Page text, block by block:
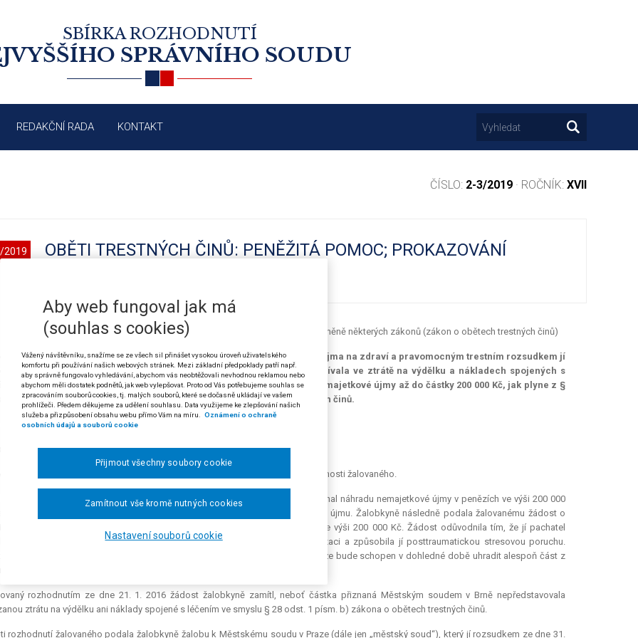
SBÍRKA ROZHODNUTÍ
SPRÁVNÍHO SOUDU
REDAKČNÍ RADA KONTAKT
ČÍSLO: 2-3/2019 · ROČNÍK: XVII
2019
OBĚTI TRESTNÝCH ČINŮ: PENĚŽITÁ POMOC; PROKAZOVÁNÍ
1 písm. b) a odst. 2 zákona č. 45/2013 Sb., o obětech trestných činů a o změně některých zákonů (zákon o obětech trestných činů)
trestného činu, které byla způsobena v důsledku trestného činu těžká újma na zdraví a pravomocným trestním rozsudkem jí
náhrada nemajetkové újmy, nemusí prokazovat, že újma spočívala ve ztrátě na výdělku a nákladech spojených s
a má nárok na peněžitou pomoc v této pravomocně přiznané výši nemajetkové újmy až do částky 200 000 Kč, jak plyne z §
1 písm. b) ve vazbě na odst. 2 zákona č. 45/2013 Sb., o obětech trestných činů.
Nejvyššího správního soudu ze dne 29. 1. 2019, čj. 9 As 423/2018-29)
č. 3816/2018 Sb. NSS.
B. proti Ministerstvu spravedlnosti o náhradu nemajetkové újmy, o kasační stížnosti žalovaného.
vystupovala jako poškozená v trestní věci. Městský soud v Brně jí přiznal náhradu nemajetkové újmy v penězích ve výši 200 000
se skládala z náhrady bolestného a z náhrady za způsobenou psychickou újmu. Žalobkyně následně podala žalovanému žádost o
peněžité pomoci podle § 28 odst. 2 zákona o obětech trestných činů ve výši 200 000 Kč. Žádost odůvodnila tím, že jí pachatel
trestným činem fyzická zranění, která si vyžádala dvanáctidenní hospitalizaci a způsobila jí posttraumatickou stresovou poruchu.
je ovšem nemajetný a v dlouhodobém výkonu trestu, takže nelze očekávat, že bude schopen v dohledné době uhradit alespoň část z
nemajetkové újmy.
rozhodnutím ze dne 21. 1. 2016 žádost žalobkyně zamítl, neboť částka přiznaná Městským soudem v Brně nepředstavovala
ztrátu na výdělku ani náklady spojené s léčením ve smyslu § 28 odst. 1 písm. b) zákona o obětech trestných činů.
rozhodnutí žalovaného podala žalobkyně žalobu k Městskému soudu v Praze (dále jen „městský soud“), který jí rozsudkem ze dne 31.
Aby web fungoval jak má
(souhlas s cookies)
Vážený návštěvníku, snažíme se ze všech sil přinášet vysokou úroveň uživatelského
komfortu při používání našich webových stránek. Mezi základní předpoklady patří např.
aby správně fungovalo vyhledávání, abychom vás neobtěžovali nevhodnou reklamou nebo
abychom měli dostatek podnětů, jak web vylepšovat. Proto od Vás potřebujeme souhlas se
zpracováním souborů cookies, tj. malých souborů, které se dočasně ukládají ve vašem
prohlížeči. Předem děkujeme za udělení souhlasu. Data využijeme ke zlepšování našich
služeb a přizpůsobení obsahu webu přímo Vám na míru.
Oznámení o ochraně
osobních údajů a souborů cookie
Nastavení souborů cookie
Zamítnout vše kromě nutných cookies
Přijmout všechny soubory cookie